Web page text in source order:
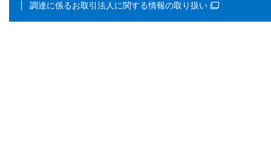
調達に係るお取引法人に関する情報の取り扱い